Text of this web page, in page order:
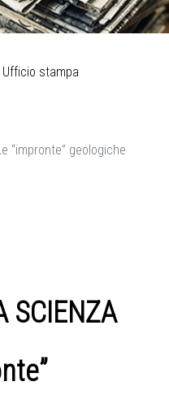
Ufficio stampa
“impronte” geologiche
SCIENZA